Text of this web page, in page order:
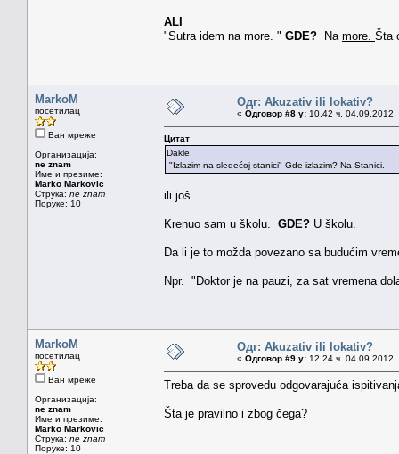
ALI
"Sutra idem na more. " GDE? Na more. Šta
MarkoM
посетилац
Ван мреже
Организација:
ne znam
Име и презиме:
Marko Markovic
Струка: ne znam
Поруке: 10
Одг: Akuzativ ili lokativ?
« Одговор #8 у: 10.42 ч. 04.09.2012.
Цитат
Dakle,
"Izlazim na sledećoj stanici" Gde izlazim? Na Stanici.
ili još. . .
Krenuo sam u školu. GDE? U školu.
Da li je to možda povezano sa budućim
Npr. "Doktor je na pauzi, za sat vremena
MarkoM
посетилац
Ван мреже
Организација:
ne znam
Име и презиме:
Marko Markovic
Струка: ne znam
Поруке: 10
Одг: Akuzativ ili lokativ?
« Одговор #9 у: 12.24 ч. 04.09.2012.
Treba da se sprovedu odgovarajuća
Šta je pravilno i zbog čega?